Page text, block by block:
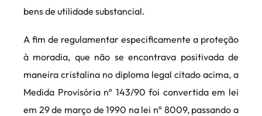
bens de utilidade substancial.
A fim de regulamentar especificamente a proteção
à moradia, que não se encontrava positivada de
maneira cristalina no diploma legal citado acima, a
Medida Provisória nº 143/90 foi convertida em lei
em 29 de março de 1990 na lei nº 8009, passando a